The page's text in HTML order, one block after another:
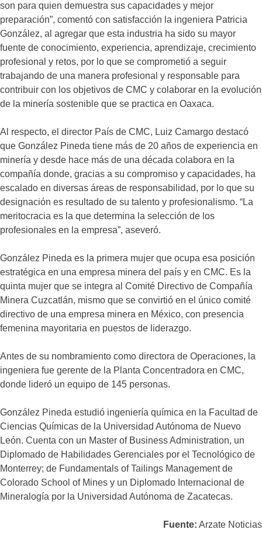
son para quien demuestra sus capacidades y mejor
preparación”, comentó con satisfacción la ingeniera Patricia
González, al agregar que esta industria ha sido su mayor
fuente de conocimiento, experiencia, aprendizaje, crecimiento
profesional y retos, por lo que se comprometió a seguir
trabajando de una manera profesional y responsable para
contribuir con los objetivos de CMC y colaborar en la evolución
de la minería sostenible que se practica en Oaxaca.
Al respecto, el director País de CMC, Luiz Camargo destacó
que González Pineda tiene más de 20 años de experiencia en
minería y desde hace más de una década colabora en la
compañía donde, gracias a su compromiso y capacidades, ha
escalado en diversas áreas de responsabilidad, por lo que su
designación es resultado de su talento y profesionalismo. “La
meritocracia es la que determina la selección de los
profesionales en la empresa”, aseveró.
González Pineda es la primera mujer que ocupa esa posición
estratégica en una empresa minera del país y en CMC. Es la
quinta mujer que se integra al Comité Directivo de Compañía
Minera Cuzcatlán, mismo que se convirtió en el único comité
directivo de una empresa minera en México, con presencia
femenina mayoritaria en puestos de liderazgo.
Antes de su nombramiento como directora de Operaciones, la
ingeniera fue gerente de la Planta Concentradora en CMC,
donde lideró un equipo de 145 personas.
González Pineda estudió ingeniería química en la Facultad de
Ciencias Químicas de la Universidad Autónoma de Nuevo
León. Cuenta con un Master of Business Administration, un
Diplomado de Habilidades Gerenciales por el Tecnológico de
Monterrey; de Fundamentals of Tailings Management de
Colorado School of Mines y un Diplomado Internacional de
Mineralogía por la Universidad Autónoma de Zacatecas.
Fuente: Arzate Noticias